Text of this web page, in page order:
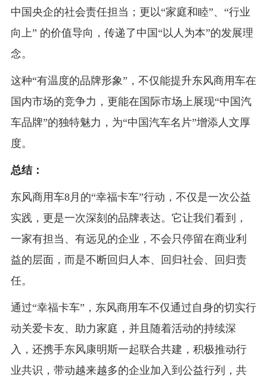
中国央企的社会责任担当；更以“家庭和睦”、“行业
向上” 的价值导向，传递了中国“以人为本”的发展理
念。
这种“有温度的品牌形象”，不仅能提升东风商用车在
国内市场的竞争力，更能在国际市场上展现“中国汽
车品牌”的独特魅力，为“中国汽车名片”增添人文厚
度。
总结：
东风商用车8月的“幸福卡车”行动，不仅是一次公益
实践，更是一次深刻的品牌表达。它让我们看到，
一家有担当、有远见的企业，不会只停留在商业利
益的层面，而是不断回归人本、回归社会、回归责
任。
通过“幸福卡车”，东风商用车不仅通过自身的切实行
动关爱卡友、助力家庭，并且随着活动的持续深
入，还携手东风康明斯一起联合共建，积极推动行
业共识，带动越来越多的企业加入到公益行列，共